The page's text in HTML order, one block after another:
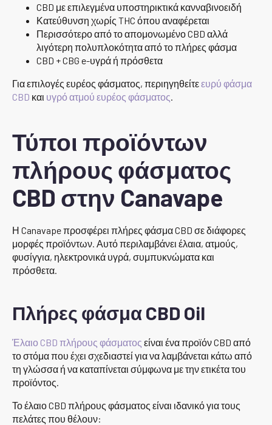
CBD με επιλεγμένα υποστηρικτικά κανναβινοειδή
Κατεύθυνση χωρίς THC όπου αναφέρεται
Περισσότερο από το απομονωμένο CBD αλλά
λιγότερη πολυπλοκότητα από το πλήρες φάσμα
CBD + CBG e-υγρά ή πρόσθετα
Για επιλογές ευρέος φάσματος, περιηγηθείτεευρύ φάσμα
CBD και υγρό ατμού ευρέος φάσματος.
Τύποι προϊόντων
πλήρους φάσματος
CBD στην Canavape
Η Canavape προσφέρει πλήρες φάσμα CBD σε διάφορες
μορφές προϊόντων. Αυτό περιλαμβάνει έλαια, ατμούς,
φυσίγγια, ηλεκτρονικά υγρά, συμπυκνώματα και
πρόσθετα.
Πλήρες φάσμα CBD Oil
Έλαιο CBD πλήρους φάσματος είναι ένα προϊόν CBD από
το στόμα που έχει σχεδιαστεί για να λαμβάνεται κάτω από
τη γλώσσα ή να καταπίνεται σύμφωνα με την ετικέτα του
προϊόντος.
Το έλαιο CBD πλήρους φάσματος είναι ιδανικό για τους
πελάτες που θέλουν: